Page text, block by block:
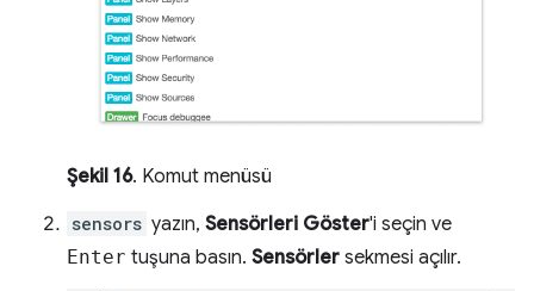
Şekil 16. Komut menüsü
sensors yazın, Sensörleri Göster'i seçin ve
Enter tuşuna basın. Sensörler sekmesi açılır.